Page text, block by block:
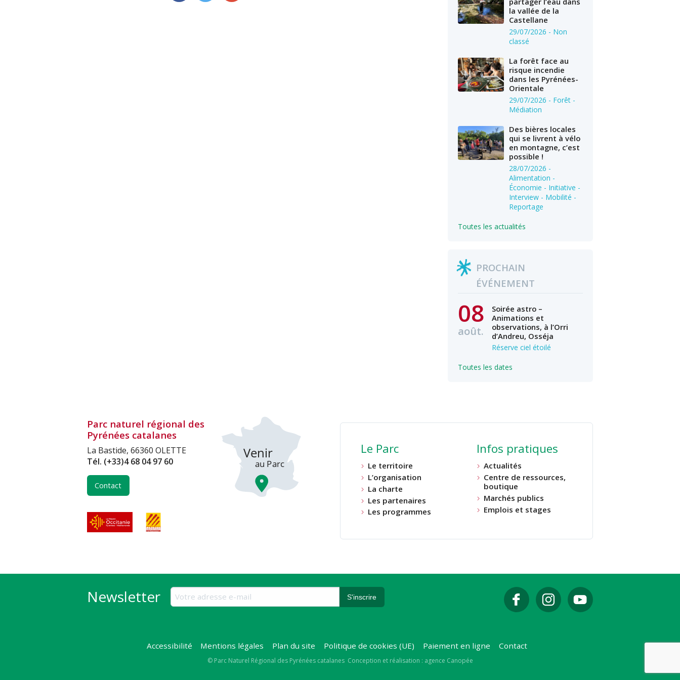
la vallée de la
Castellane
29/07/2026 - Non
classé
La forêt face au
risque incendie
dans les Pyrénées-
Orientale
29/07/2026 - Forêt -
Médiation
Des bières locales
qui se livrent à vélo
en montagne, c’est
possible !
28/07/2026 -
Alimentation -
Économie - Initiative -
Interview - Mobilité -
Reportage
Toutes les actualités
PROCHAIN
ÉVÉNEMENT
08
août.
Soirée astro –
Animations et
observations, à l’Orri
d’Andreu, Osséja
Réserve ciel étoilé
Toutes les dates
Parc naturel régional des
Pyrénées catalanes
La Bastide, 66360 OLETTE
Tél. (+33)4 68 04 97 60
Contact
Le Parc
Le territoire
L’organisation
La charte
Les partenaires
Les programmes
Infos pratiques
Actualités
Centre de ressources,
boutique
Marchés publics
Emplois et stages
Newsletter
Accessibilité Mentions légales Plan du site Politique de cookies (UE) Paiement en ligne Contact
Copyright
© Parc Naturel Régional des Pyrénées catalanes Conception et réalisation : agence Canopée